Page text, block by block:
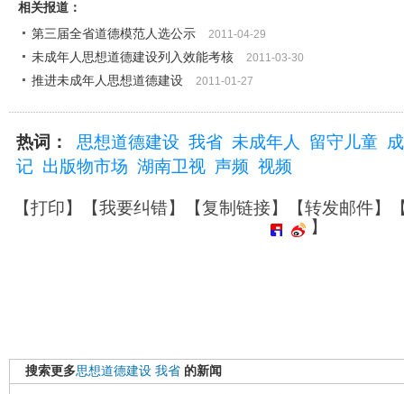
相关报道：
第三届全省道德模范人选公示
2011-04-29
未成年人思想道德建设列入效能考核 2011-03-30
推进未成年人思想道德建设 2011-01-27
热词： 思想道德建设 我省 未成年人 留守儿童
记 出版物市场 湖南卫视 声频 视频
【打印】【我要纠错】【复制链接】【转发邮件】
】
搜索更多思想道德建设 我省 的新闻